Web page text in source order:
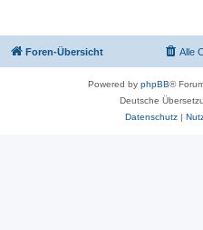
Foren-Übersicht Alle
Powered by phpBB®
Deutsche
Datenschutz|